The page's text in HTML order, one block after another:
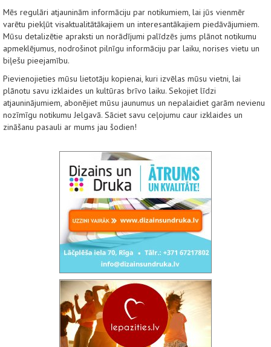
Mēs regulāri atjauninām informāciju par notikumiem, lai jūs vienmēr
varētu piekļūt visaktualitātākajiem un interesantākajiem piedāvājumiem.
Mūsu detalizētie apraksti un norādījumi palīdzēs jums plānot notikumu
apmeklējumus, nodrošinot pilnīgu informāciju par laiku, norises vietu un
biļešu pieejamību.
Pievienojieties mūsu lietotāju kopienai, kuri izvēlas mūsu vietni, lai
plānotu savu izklaides un kultūras brīvo laiku. Sekojiet līdzi
atjauninājumiem, abonējiet mūsu jaunumus un nepalaidiet garām nevienu
nozīmīgu notikumu Jelgavā. Sāciet savu ceļojumu caur izklaides un
zināšanu pasauli ar mums jau šodien!